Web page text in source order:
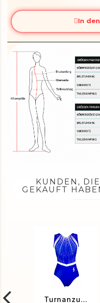
In
KUNDEN,
GEKAUFT
Turnanzug Salomé-02